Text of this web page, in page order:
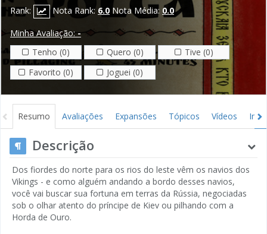
Rank: Nota Rank: 6.0 Nota Média: 0.0
Minha Avaliação:-
Tenho (0)
Quero (0)
Tive (0)
Favorito (0)
Joguei (0)
Resumo Avaliações Expansões Tópicos Vídeos
Descrição
Dos fiordes do norte para os rios do leste vêm os navios dos
Vikings - e como alguém andando a bordo desses navios,
você vai buscar sua fortuna em terras da Rússia, negociadas
sob o olhar atento do príncipe de Kiev ou pilhando com a
Horda de Ouro.